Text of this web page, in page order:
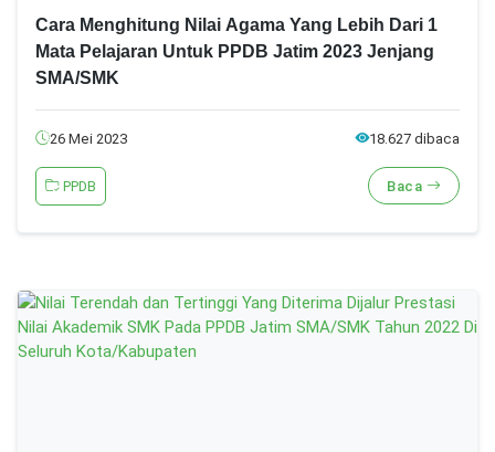
Cara Menghitung Nilai Agama Yang Lebih Dari 1
Mata Pelajaran Untuk PPDB Jatim 2023 Jenjang
SMA/SMK
26 Mei 2023 18.627 dibaca
PPDB Baca